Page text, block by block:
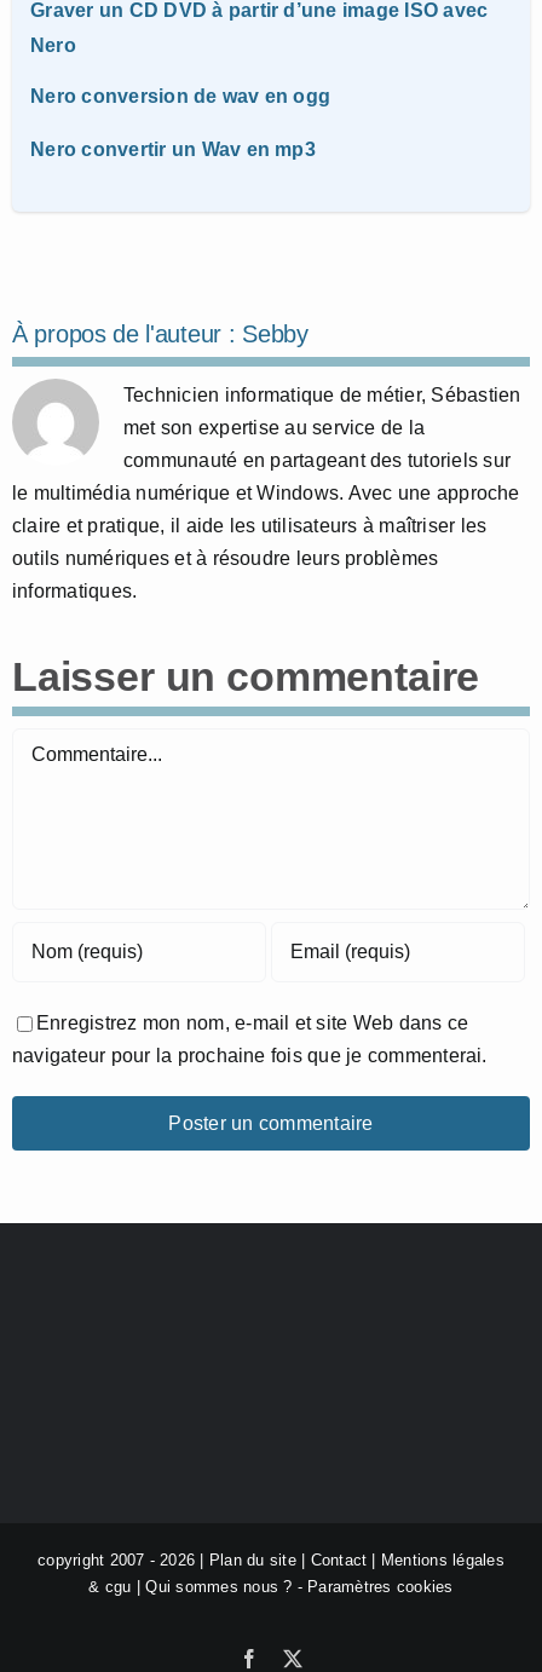
Graver un CD DVD à partir d’une image ISO avec
Nero
Nero conversion de wav en ogg
Nero convertir un Wav en mp3
À propos de l'auteur : Sebby
Technicien informatique de métier, Sébastien
met son expertise au service de la
communauté en partageant des tutoriels sur
le multimédia numérique et Windows. Avec une approche
claire et pratique, il aide les utilisateurs à maîtriser les
outils numériques et à résoudre leurs problèmes
informatiques.
Laisser un commentaire
Commentaire
Enregistrez mon nom, e-mail et site Web dans ce
navigateur pour la prochaine fois que je commenterai.
copyright 2007 - 2026 | Plan du site| Contact
Mentions légales
& cgu |Qui sommes nous ? - Paramètres cookies
Facebook